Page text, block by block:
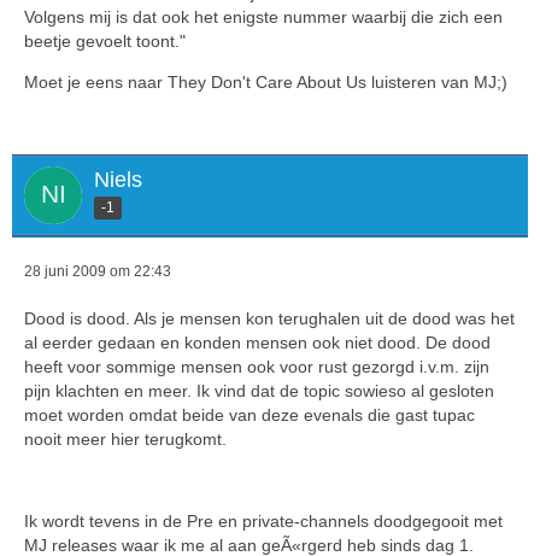
Volgens mij is dat ook het enigste nummer waarbij die zich een
beetje gevoelt toont."
Moet je eens naar They Don't Care About Us luisteren van MJ;)
Niels
-1
28 juni 2009 om 22:43
Dood is dood. Als je mensen kon terughalen uit de dood was het
al eerder gedaan en konden mensen ook niet dood. De dood
heeft voor sommige mensen ook voor rust gezorgd i.v.m. zijn
pijn klachten en meer. Ik vind dat de topic sowieso al gesloten
moet worden omdat beide van deze evenals die gast tupac
nooit meer hier terugkomt.
Ik wordt tevens in de Pre en private-channels doodgegooit met
MJ releases waar ik me al aan geÃ«rgerd heb sinds dag 1.